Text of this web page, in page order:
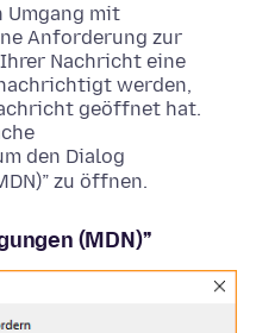
Umgang mit
Anforderung zur
Nachricht eine
werden,
geöffnet hat.
den Dialog
zu öffnen.
(MDN)”